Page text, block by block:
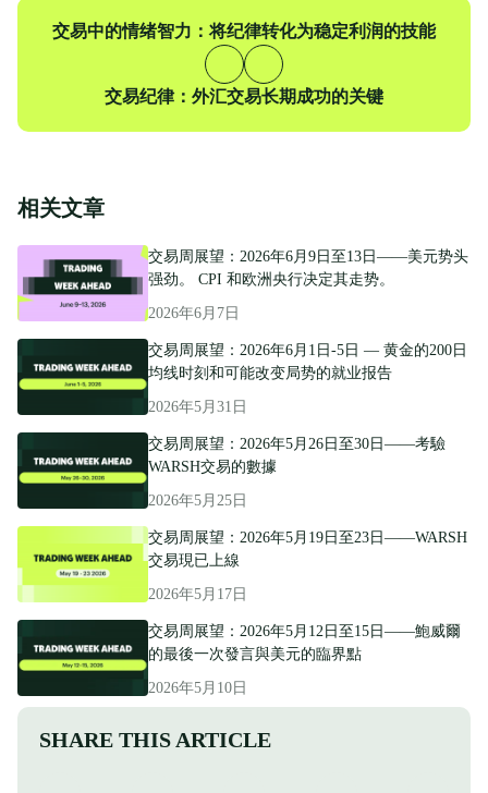
上
交易中的情绪智力：将纪律转化为稳定利润的技能
下
交易纪律：外汇交易长期成功的关键
相关文章
交易周展望：2026年6月9日至13日——美元势头
强劲。 CPI 和欧洲央行决定其走势。
2026年6月7日
交易周展望：2026年6月1日-5日 — 黄金的200日
均线时刻和可能改变局势的就业报告
2026年5月31日
交易周展望：2026年5月26日至30日——考驗
WARSH交易的數據
2026年5月25日
交易周展望：2026年5月19日至23日——WARSH
交易現已上線
2026年5月17日
交易周展望：2026年5月12日至15日——鮑威爾
的最後一次發言與美元的臨界點
2026年5月10日
SHARE THIS ARTICLE